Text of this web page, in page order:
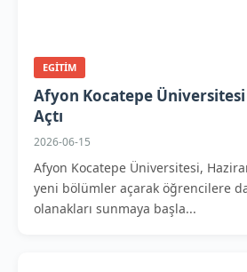
EGITIM
Afyon Kocatepe
Açtı
2026-06-15
Afyon Kocatepe Üniversitesi,
yeni bölümler açarak öğrencilere
olanakları sunmaya başla...